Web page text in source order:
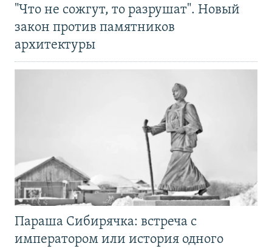
"Что не сожгут, то разрушат". Новый
закон против памятников
архитектуры
Параша Сибирячка: встреча с
императором или история одного